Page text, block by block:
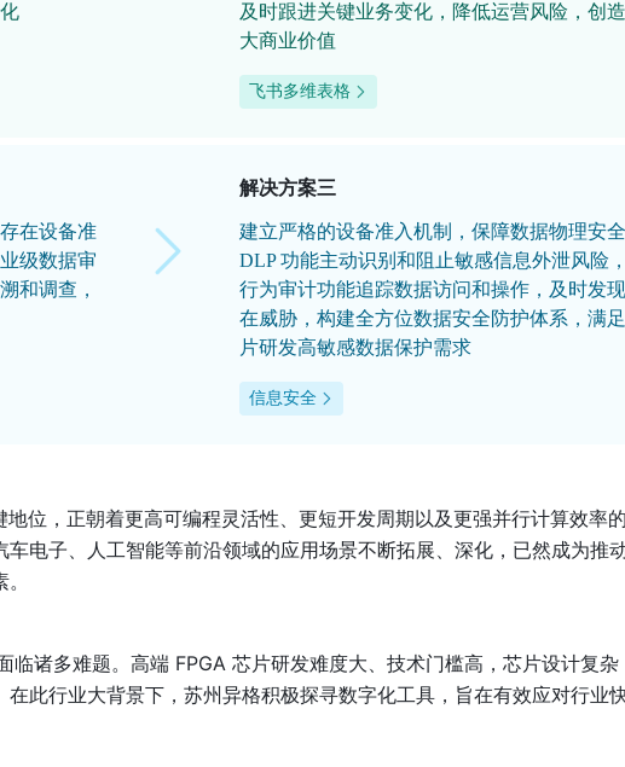
及时跟进关键业务变化，降低运营风险，创
大商业价值
飞书多维表格
在设备准
级数据审
和调查，
解决方案三
建立严格的设备准入机制，保障数据物理安全
DLP 功能主动识别和阻止敏感信息外泄风险，
行为审计功能追踪数据访问和操作，及时发
在威胁，构建全方位数据安全防护体系，满
片研发高敏感数据保护需求
信息安全
位，正朝着更高可编程灵活性、更短开发周期以及更强并行计算效率
电子、人工智能等前沿领域的应用场景不断拓展、深化，已然成为推
临诸多难题。高端 FPGA 芯片研发难度大、技术门槛高，芯片设计复杂
此行业大背景下，苏州异格积极探寻数字化工具，旨在有效应对行业